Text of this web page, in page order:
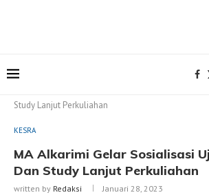
Study Lanjut Perkuliahan
KESRA
MA Alkarimi Gelar Sosialisasi
Dan Study Lanjut Perkuliahan
written by Redaksi Januari 28, 2023